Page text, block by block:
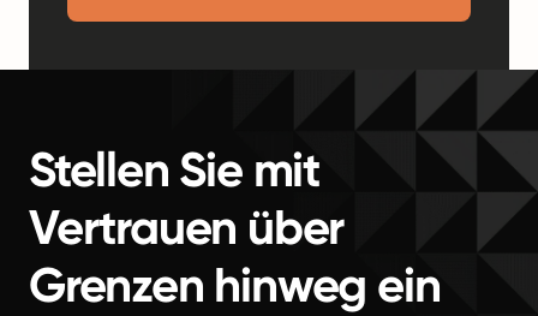
Stellen Sie mit
Vertrauen über
Grenzen hinweg ein